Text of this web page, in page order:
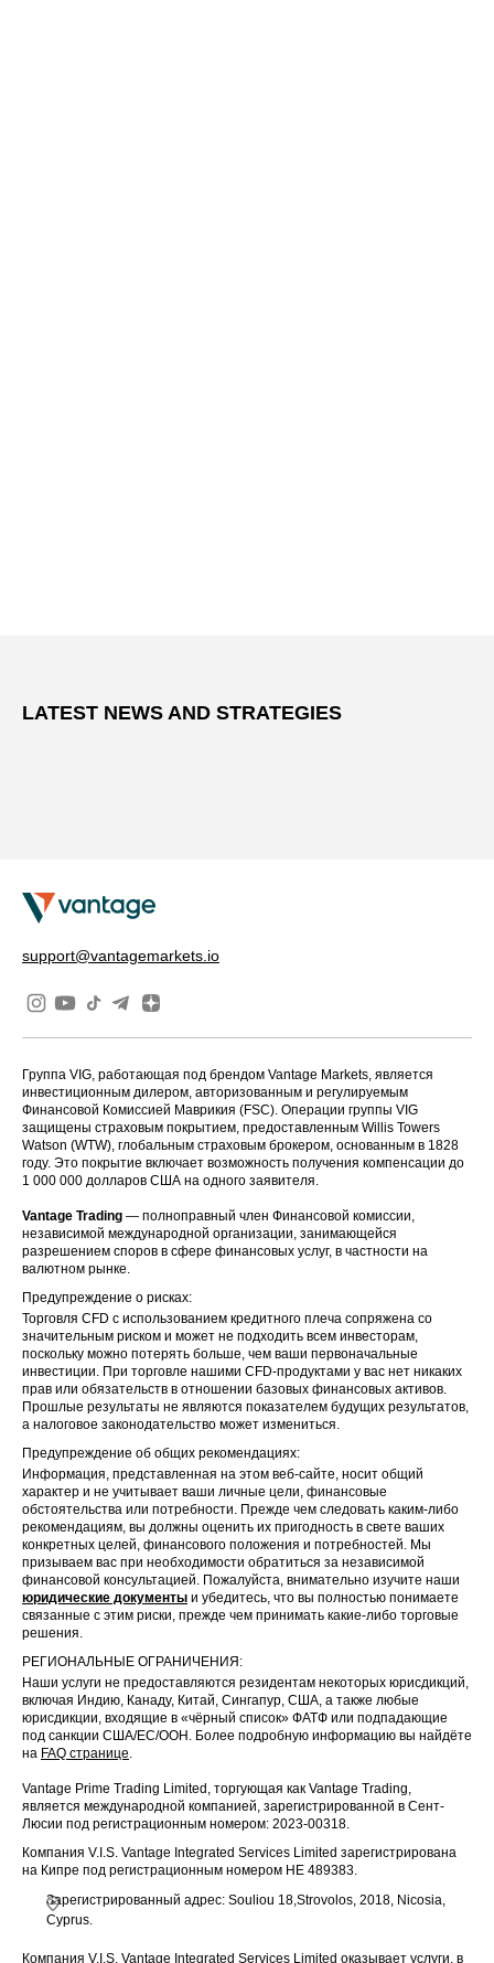
LATEST NEWS AND STRATEGIES
support@vantagemarkets.io
Группа VIG, работающая под брендом Vantage Markets, является
инвестиционным дилером, авторизованным и регулируемым
Финансовой Комиссией Маврикия (FSC). Операции группы VIG
защищены страховым покрытием, предоставленным Willis Towers
Watson (WTW), глобальным страховым брокером, основанным в 1828
году. Это покрытие включает возможность получения компенсации до
1 000 000 долларов США на одного заявителя.
Vantage Trading — полноправный член Финансовой комиссии,
независимой международной организации, занимающейся
разрешением споров в сфере финансовых услуг, в частности на
валютном рынке.
Предупреждение о рисках:
Торговля CFD с использованием кредитного плеча сопряжена со
значительным риском и может не подходить всем инвесторам,
поскольку можно потерять больше, чем ваши первоначальные
инвестиции. При торговле нашими CFD-продуктами у вас нет никаких
прав или обязательств в отношении базовых финансовых активов.
Прошлые результаты не являются показателем будущих результатов,
а налоговое законодательство может измениться.
Предупреждение об общих рекомендациях:
Информация, представленная на этом веб-сайте, носит общий
характер и не учитывает ваши личные цели, финансовые
обстоятельства или потребности. Прежде чем следовать каким-либо
рекомендациям, вы должны оценить их пригодность в свете ваших
конкретных целей, финансового положения и потребностей. Мы
призываем вас при необходимости обратиться за независимой
финансовой консультацией. Пожалуйста, внимательно изучите наши
юридические документы и убедитесь, что вы полностью понимаете
связанные с этим риски, прежде чем принимать какие-либо торговые
решения.
РЕГИОНАЛЬНЫЕ ОГРАНИЧЕНИЯ:
Наши услуги не предоставляются резидентам некоторых юрисдикций,
включая Индию, Канаду, Китай, Сингапур, США, а также любые
юрисдикции, входящие в «чёрный список» ФАТФ или подпадающие
под санкции США/ЕС/ООН. Более подробную информацию вы найдёте
на FAQ странице.
Vantage Prime Trading Limited, торгующая как Vantage Trading,
является международной компанией, зарегистрированной в Сент-
Люсии под регистрационным номером: 2023-00318.
Компания V.I.S. Vantage Integrated Services Limited зарегистрирована
на Кипре под регистрационным номером HE 489383.
Зарегистрированный адрес: Souliou 18,Strovolos, 2018, Nicosia,
Cyprus.
Компания V.I.S. Vantage Integrated Services Limited оказывает услуги, в